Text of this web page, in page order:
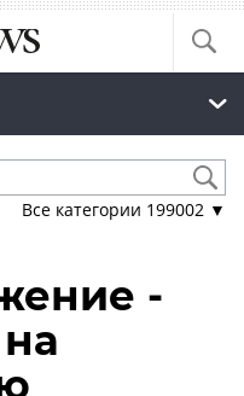
Все категории 199002 ▼
-